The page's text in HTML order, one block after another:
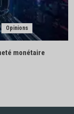
Opinions
monétaire